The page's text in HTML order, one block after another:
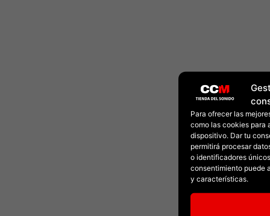
Para ofrecer las
como las cookies para
dispositivo. Dar tu
permitirá procesar
o identificadores
consentimiento puede
y características.